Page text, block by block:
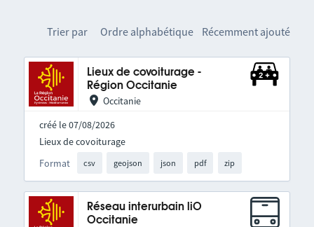
Trier par Ordre alphabétique Récemment ajouté
Lieux de covoiturage -
Région Occitanie
Occitanie
créé le 07/08/2026
Format csv geojson json pdf zip
Lieux de covoiturage
Réseau interurbain liO
Occitanie